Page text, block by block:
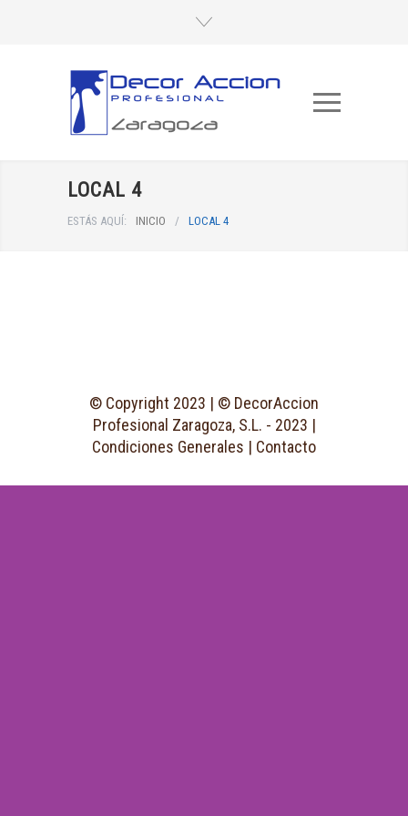
LOCAL 4
ESTÁS AQUÍ: INICIO / LOCAL 4
© Copyright 2023 | © DecorAccion
Profesional Zaragoza, S.L. - 2023 |
Condiciones Generales | Contacto